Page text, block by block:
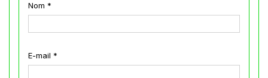
Nom *
E-mail *